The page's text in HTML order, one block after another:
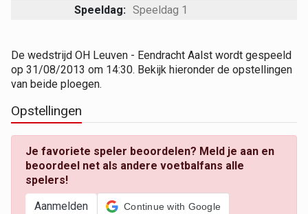
Speeldag: Speeldag 1
De wedstrijd OH Leuven - Eendracht Aalst wordt gespeeld
op 31/08/2013 om 14:30. Bekijk hieronder de opstellingen
van beide ploegen.
Opstellingen
Je favoriete speler beoordelen? Meld je aan en
beoordeel net als andere voetbalfans alle
spelers!
Aanmelden
Continue with Google